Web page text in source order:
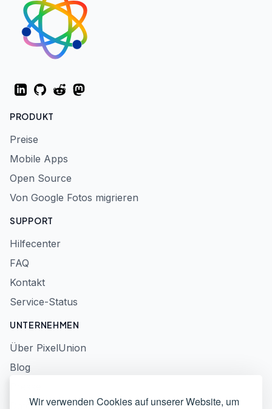
Wir verwenden Cookies auf unserer Website, um
LinkedInGitHubRedditMastodon
PRODUKT
Preise
Mobile Apps
Open Source
Von Google Fotos migrieren
SUPPORT
Hilfecenter
FAQ
Kontakt
Service-Status
UNTERNEHMEN
Über PixelUnion
Blog
Datenschutzerklärung